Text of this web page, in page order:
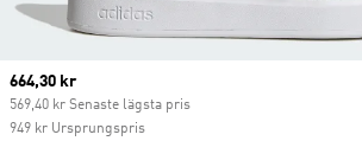
Current price
664,30 kr
569,40 kr Senaste lägsta pris
949 kr Ursprungspris